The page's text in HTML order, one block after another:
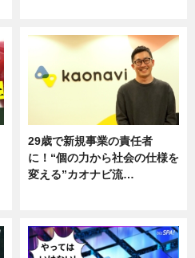
29歳で新規事業の責任者
に！“個の力から社会の仕様を
変える”カオナビ流…